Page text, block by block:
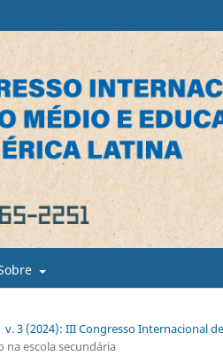
v. 3 (2024): III Congresso Internacional
na escola secundária